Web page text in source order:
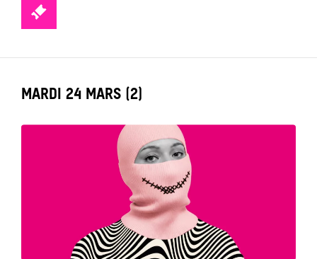
TICKETS
LABEL_DATE
MARDI 24 MARS (2)